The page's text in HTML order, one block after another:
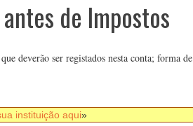
de Impostos
deverão ser registados nesta conta; forma de
instituição aqui»